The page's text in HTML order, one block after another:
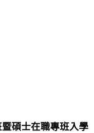
暨碩士在職專班入學